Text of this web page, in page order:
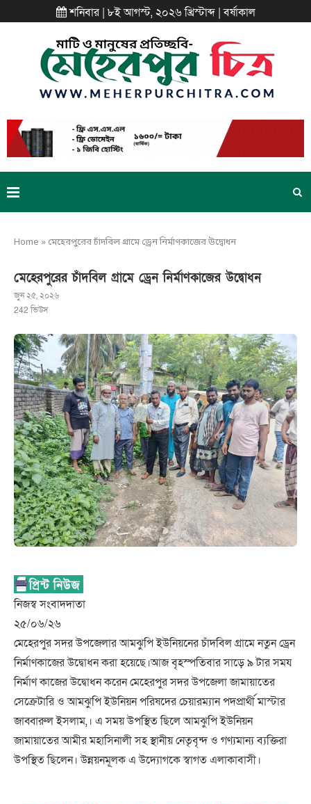
শনিবার | ৮ই আগস্ট, ২০২৬ খ্রিস্টাব্দ | বর্ষাকাল
Home » মেহেরপুরের চাঁদবিল গ্রামে ড্রেন নির্মাণকাজের উদ্বোধন
মেহেরপুরের চাঁদবিল গ্রামে ড্রেন নির্মাণকাজের উদ্বোধন
জুন ২৫, ২০২৬
242ভিউস
নিজস্ব সংবাদদাতা
২৫/০৬/২৬
মেহেরপুর সদর উপজেলার আমঝুপি ইউনিয়নের চাঁদবিল গ্রামে নতুন ড্রেন
নির্মাণকাজের উদ্বোধন করা হয়েছে।আজ বৃহস্পতিবার সাড়ে ৯ টার সময
নির্মাণ কাজের উদ্বোধন করেন মেহেরপুর সদর উপজেলা জামায়াতের
সেক্রেটারি ও আমঝুপি ইউনিয়ন পরিষদের চেয়ারম্যান পদপ্রার্থী মাস্টার
জাব্বারুল ইসলাম,। এ সময় উপস্থিত ছিলে আমঝুপি ইউনিয়ন
জামায়াতের আমীর মহাসিনালী সহ স্থানীয় নেতৃবৃন্দ ও গণ্যমান্য ব্যক্তিরা
উপস্থিত ছিলেন। উন্নয়নমূলক এ উদ্যোগকে স্বাগত এলাকাবাসী।